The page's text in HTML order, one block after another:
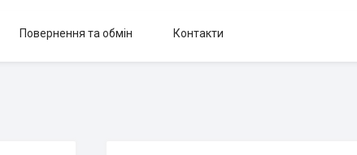
Повернення та обмін Контакти